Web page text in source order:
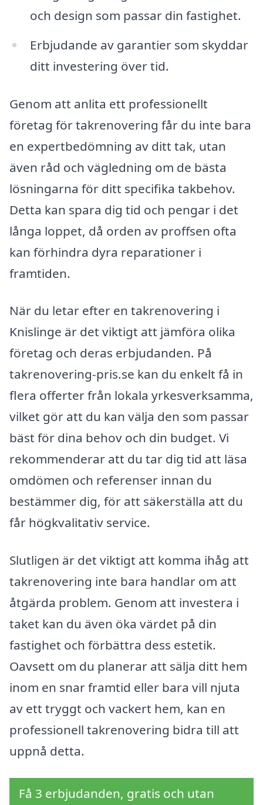
och design som passar din fastighet.
Erbjudande av garantier som skyddar
ditt investering över tid.
Genom att anlita ett professionellt
företag för takrenovering får du inte bara
en expertbedömning av ditt tak, utan
även råd och vägledning om de bästa
lösningarna för ditt specifika takbehov.
Detta kan spara dig tid och pengar i det
långa loppet, då orden av proffsen ofta
kan förhindra dyra reparationer i
framtiden.
När du letar efter en takrenovering i
Knislinge är det viktigt att jämföra olika
företag och deras erbjudanden. På
takrenovering-pris.se kan du enkelt få in
flera offerter från lokala yrkesverksamma,
vilket gör att du kan välja den som passar
bäst för dina behov och din budget. Vi
rekommenderar att du tar dig tid att läsa
omdömen och referenser innan du
bestämmer dig, för att säkerställa att du
får högkvalitativ service.
Slutligen är det viktigt att komma ihåg att
takrenovering inte bara handlar om att
åtgärda problem. Genom att investera i
taket kan du även öka värdet på din
fastighet och förbättra dess estetik.
Oavsett om du planerar att sälja ditt hem
inom en snar framtid eller bara vill njuta
av ett tryggt och vackert hem, kan en
professionell takrenovering bidra till att
uppnå detta.
Få 3 erbjudanden, gratis och utan